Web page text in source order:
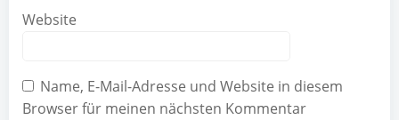
Website
Name, E-Mail-Adresse und Website in diesem
Browser für meinen nächsten Kommentar